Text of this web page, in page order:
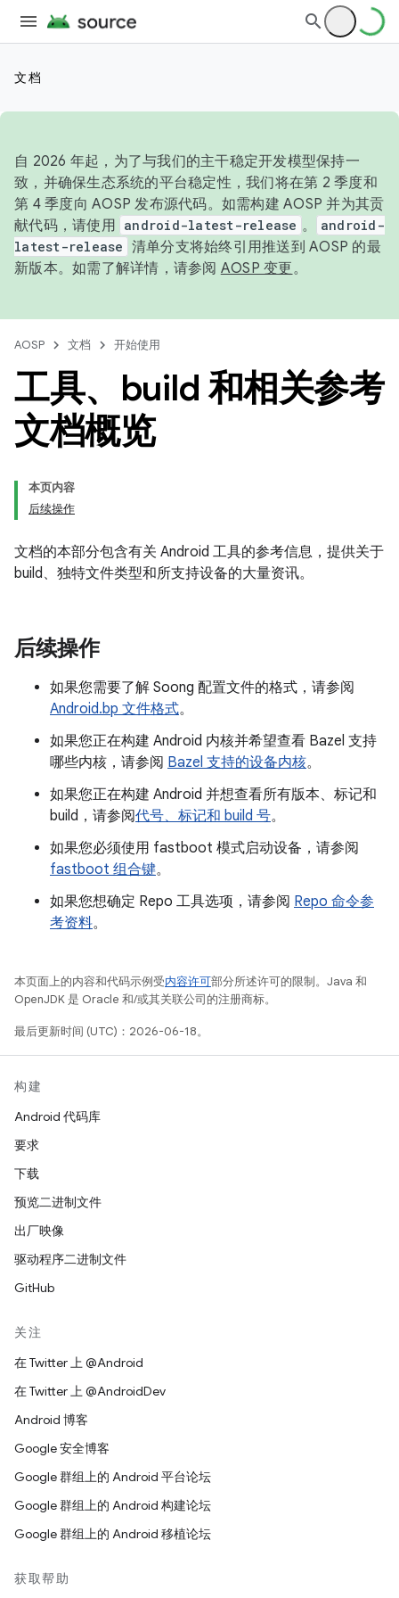
文档
自 2026 年起，为了与我们的主干稳定开发模型保持一
致，并确保生态系统的平台稳定性，我们将在第 2 季度和
第 4 季度向 AOSP 发布源代码。如需构建 AOSP 并为其贡
献代码，请使用 android-latest-release 。
android-
latest-release 清单分支将始终引用推送到 AOSP 的最
新版本。如需了解详情，请参阅 AOSP 变更。
AOSP 文档 开始使用
工具、build 和相关参考
文档概览
本页内容
后续操作
文档的本部分包含有关 Android 工具的参考信息，提供关于
build、独特文件类型和所支持设备的大量资讯。
后续操作
如果您需要了解 Soong 配置文件的格式，请参阅
Android.bp 文件格式。
如果您正在构建 Android 内核并希望查看 Bazel 支持
哪些内核，请参阅 Bazel 支持的设备内核。
如果您正在构建 Android 并想查看所有版本、标记和
build，请参阅代号、标记和 build 号。
如果您必须使用 fastboot 模式启动设备，请参阅
fastboot 组合键。
如果您想确定 Repo 工具选项，请参阅 Repo 命令参
考资料。
本页面上的内容和代码示例受内容许可部分所述许可的限制。Java 和
OpenJDK 是 Oracle 和/或其关联公司的注册商标。
最后更新时间 (UTC)：2026-06-18。
构建
Android 代码库
要求
下载
预览二进制文件
出厂映像
驱动程序二进制文件
GitHub
关注
在 Twitter 上 @Android
在 Twitter 上 @AndroidDev
Android 博客
Google 安全博客
Google 群组上的 Android 平台论坛
Google 群组上的 Android 构建论坛
Google 群组上的 Android 移植论坛
获取帮助